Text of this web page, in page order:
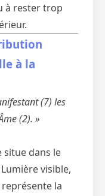
à rester trop
à la
(7) les
(2). »
situe dans le
visible,
représente la